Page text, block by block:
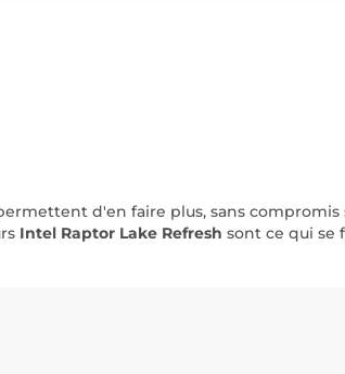
d'en faire plus, sans compromis
Intel Raptor Lake Refresh sont ce qui se